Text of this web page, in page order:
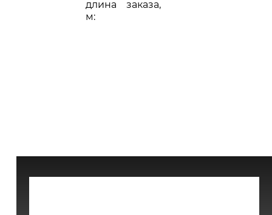
длина заказа,
м: